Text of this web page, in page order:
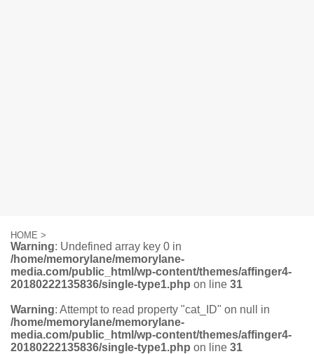
HOME >
Warning: Undefined array key 0 in
/home/memorylane/memorylane-
media.com/public_html/wp-content/themes/affinger4-
20180222135836/single-type1.php on line 31
Warning: Attempt to read property "cat_ID" on null in
/home/memorylane/memorylane-
media.com/public_html/wp-content/themes/affinger4-
20180222135836/single-type1.php on line 31